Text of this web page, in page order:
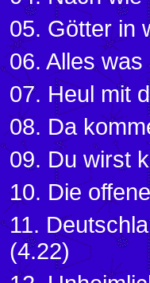
05. Götter in
06. Alles
07. Heul mit
08. Da
09. Du wirst
10. Die
11.
(4.22)